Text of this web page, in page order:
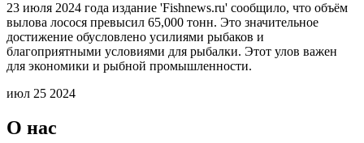
23 июля 2024 года издание 'Fishnews.ru' сообщило, что объём
вылова лосося превысил 65,000 тонн. Это значительное
достижение обусловлено усилиями рыбаков и
благоприятными условиями для рыбалки. Этот улов важен
для экономики и рыбной промышленности.
июл 25 2024
О нас